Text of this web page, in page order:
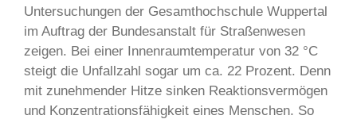
Untersuchungen der Gesamthochschule Wuppertal
im Auftrag der Bundesanstalt für Straßenwesen
zeigen. Bei einer Innenraumtemperatur von 32 °C
steigt die Unfallzahl sogar um ca. 22 Prozent. Denn
mit zunehmender Hitze sinken Reaktionsvermögen
und Konzentrationsfähigkeit eines Menschen. So